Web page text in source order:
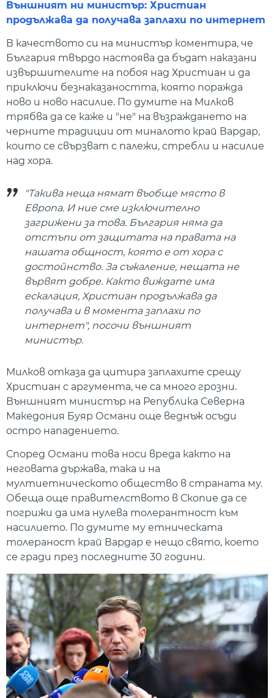
Външният ни министър: Христиан
продължава да получава заплахи по интернет
В качеството си на министър коментира, че
България твърдо настоява да бъдат наказани
извършителите на побоя над Христиан и да
приключи безнаказаността, която поражда
ново и ново насилие. По думите на Милков
трябва да се каже и "не" на възраждането на
черните традиции от миналото край Вардар,
които се свързват с палежи, стребли и насилие
над хора.
"Такива неща нямат въобще място в
Европа. И ние сме изключително
загрижени за това. България няма да
отстъпи от защитата на правата на
нашата общност, която е от хора с
достойнство. За съжаление, нещата не
вървят добре. Както виждате има
ескалация, Христиан продължава да
получава и в момента заплахи по
интернет", посочи външният
министър.
Милков отказа да цитира заплахите срещу
Христиан с аргумента, че са много грозни.
Външният министър на Република Северна
Македония Буяр Османи още веднъж осъди
остро нападението.
Според Османи това носи вреда както на
неговата държава, така и на
мултиетническото общество в страната му.
Обеща още правителството в Скопие да се
погрижи да има нулева толерантност към
насилието. По думите му етническата
толераност край Вардар е нещо свято, което
се гради през последните 30 години.